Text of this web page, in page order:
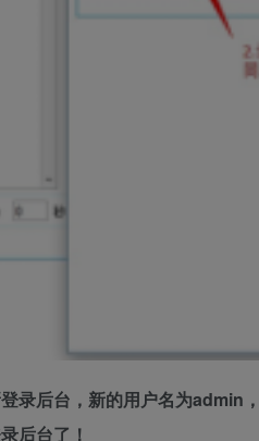
录后台，新的用户名为admin
后台了！